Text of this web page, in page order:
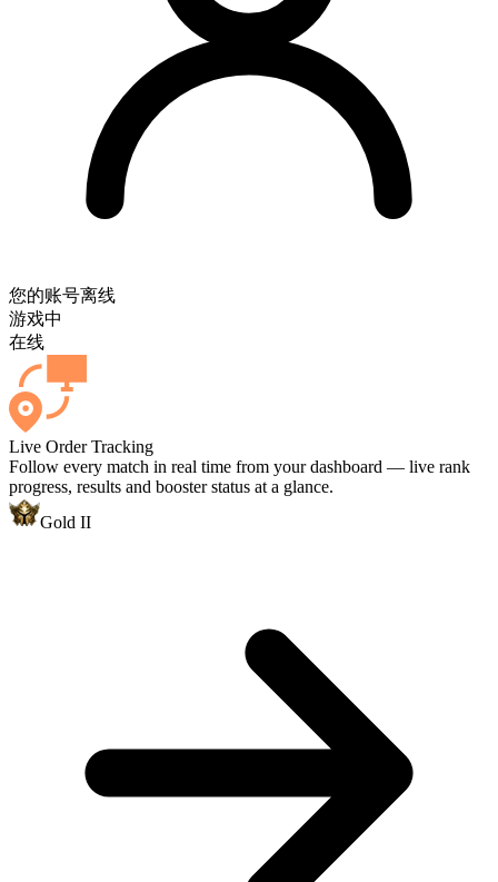
您的账号离线
游戏中
在线
Live Order Tracking
Follow every match in real time from your dashboard — live rank
progress, results and booster status at a glance.
Gold II